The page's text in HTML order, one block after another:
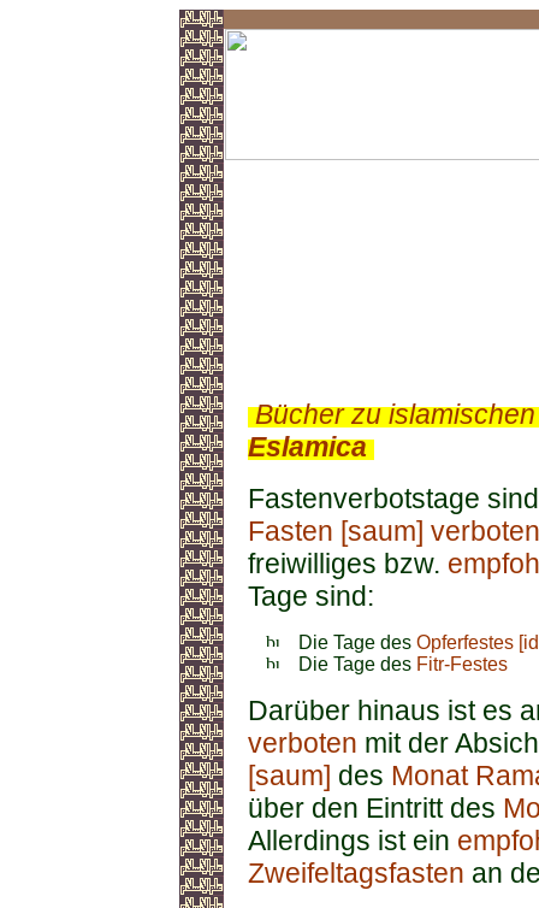
.Bücher zu
Eslamica.
Fastenverbotstage
Fasten [saum]
freiwilliges bzw.
Tage sind:
Die Tage des Opferfestes
Die Tage des Fitr-Festes
Darüber hinaus ist es
verboten mit der
[saum] des Monat
über den Eintritt des
Allerdings ist ein
Zweifeltagsfasten an